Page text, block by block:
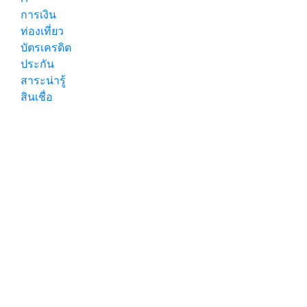
การเงิน
ท่องเที่ยว
บัตรเครดิต
ประกัน
สาระน่ารู้
สินเชื่อ